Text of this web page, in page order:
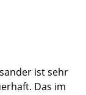
ist sehr
Das im